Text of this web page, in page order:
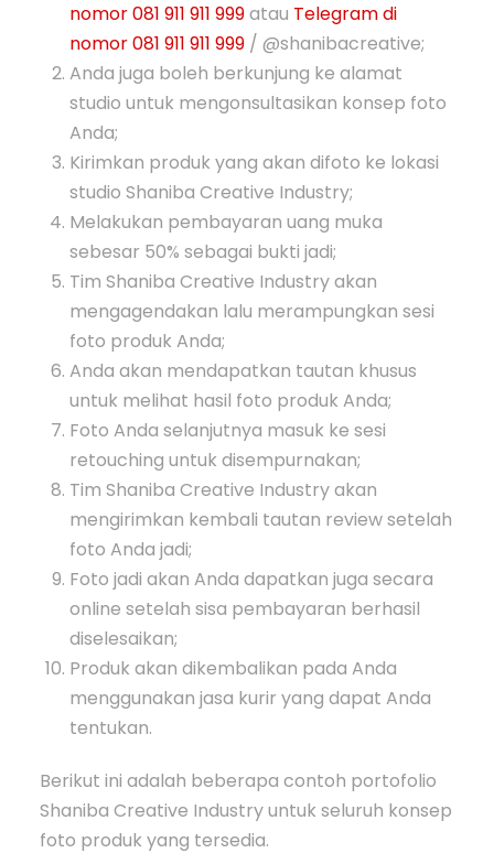
nomor 081 911 911 999atau Telegram di
nomor 081 911 911 999/ @shanibacreative;
Anda juga boleh berkunjung ke alamat
studio untuk mengonsultasikan konsep foto
Anda;
Kirimkan produk yang akan difoto ke lokasi
studio Shaniba Creative Industry;
Melakukan pembayaran uang muka
sebesar 50% sebagai bukti jadi;
Tim Shaniba Creative Industry akan
mengagendakan lalu merampungkan sesi
foto produk Anda;
Anda akan mendapatkan tautan khusus
untuk melihat hasil foto produk Anda;
Foto Anda selanjutnya masuk ke sesi
retouching untuk disempurnakan;
Tim Shaniba Creative Industry akan
mengirimkan kembali tautan review setelah
foto Anda jadi;
Foto jadi akan Anda dapatkan juga secara
online setelah sisa pembayaran berhasil
diselesaikan;
Produk akan dikembalikan pada Anda
menggunakan jasa kurir yang dapat Anda
tentukan.
Berikut ini adalah beberapa contoh portofolio
Shaniba Creative Industry untuk seluruh konsep
foto produk yang tersedia.